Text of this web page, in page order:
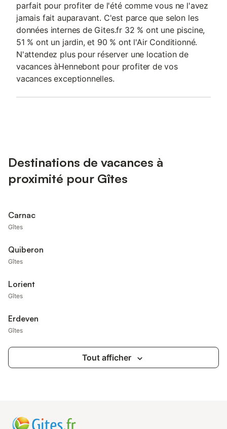
parfait pour profiter de l'été comme vous ne l'avez
jamais fait auparavant. C'est parce que selon les
données internes de Gites.fr 32 % ont une piscine,
51 % ont un jardin, et 90 % ont l'Air Conditionné.
N'attendez plus pour réserver une location de
vacances àHennebont pour profiter de vos
vacances exceptionnelles.
Destinations de vacances à
proximité pour Gîtes
Carnac
Gîtes
Quiberon
Gîtes
Lorient
Gîtes
Erdeven
Gîtes
Tout afficher